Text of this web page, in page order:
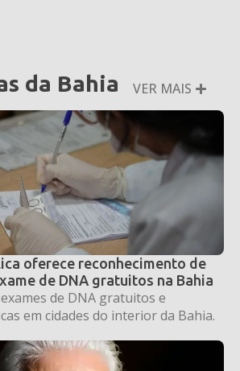
da Bahia VER MAIS
oferece reconhecimento de
de DNA gratuitos na Bahia
de DNA gratuitos e
em cidades do interior da Bahia.